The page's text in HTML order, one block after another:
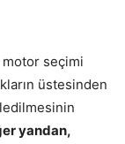
motor seçimi
üstesinden
yandan,